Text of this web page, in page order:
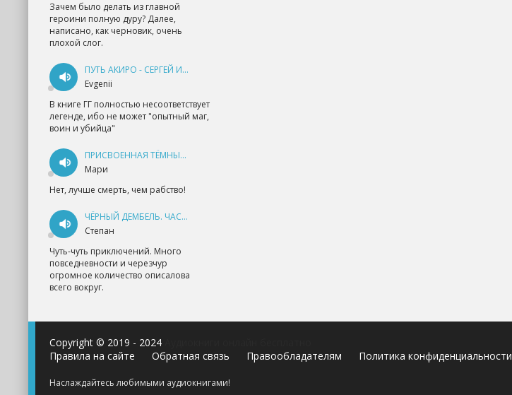
Зачем было делать из главной
героини полную дуру? Далее,
написано, как черновик, очень
плохой слог.
ПУТЬ АКИРО - СЕРГЕЙ ИЗМАЙЛОВ
Evgenii
В книге ГГ полностью несоответствует
легенде, ибо не может "опытный маг,
воин и убийца"
ПРИСВОЕННАЯ ТЁМНЫМ. ПРОКЛЯТАЯ ЛЮБОВЬ - АННА ГЕРР
Мари
Нет, лучше смерть, чем рабство!
ЧЁРНЫЙ ДЕМБЕЛЬ. ЧАСТЬ 1 - АНДРЕЙ ФЕДИН
Степан
Чуть-чуть приключений. Много
повседневности и черезчур
огромное количество описалова
всего вокруг.
Copyright © 2019 - 2024
Правила на сайте
Обратная связь Правообладателям Политика конфиденциальности
Наслаждайтесь любимыми аудиокнигами!